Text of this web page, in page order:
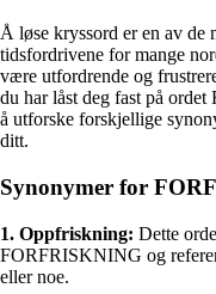
Å løse kryssord er en av de
tidsfordrivene for mange
være utfordrende og
du har låst deg fast på
å utforske forskjellige
ditt.
Synonymer for
1. Oppfriskning: Dette
FORFRISKNING og
eller noe.